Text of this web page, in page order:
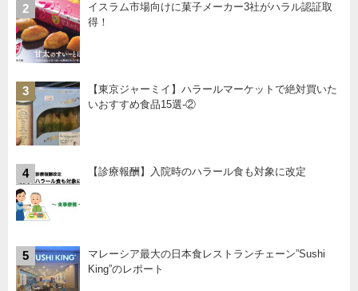
2
イスラム市場向けに菓子メーカー3社がハラル認証取
得！
3
【東京ジャーミイ】ハラールマーケットで絶対買いた
いおすすめ食品15選-②
4 【診療報酬】入院時のハラール食も対象に改定
5
マレーシア最大の日本食レストランチェーン”Sushi
King”のレポート